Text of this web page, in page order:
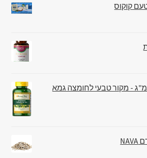
שמן נר הלילה 1000 מ"ג - מקור טבעי לחומצה גמא